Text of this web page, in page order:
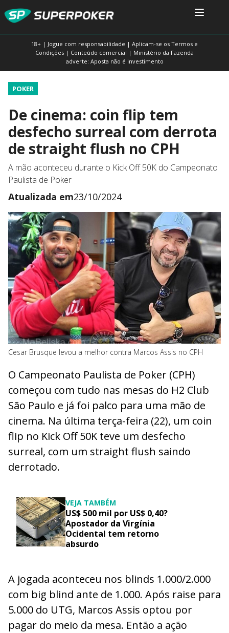
18+ | Jogue com responsabilidade | Aplicam-se os Termos e
Condições | Conteúdo comercial | Ministério da Fazenda
adverte: Aposta não é investimento
POKER
De cinema: coin flip tem
desfecho surreal com derrota
de straight flush no CPH
A mão aconteceu durante o Kick Off 50K do Campeonato
Paulista de Poker
Atualizada em23/10/2024
Cesar Brusque levou a melhor contra Marcos Assis no CPH
O Campeonato Paulista de Poker (CPH)
começou com tudo nas mesas do H2 Club
São Paulo e já foi palco para uma mão de
cinema. Na última terça-feira (22), um coin
flip no Kick Off 50K teve um desfecho
surreal, com um straight flush saindo
derrotado.
VEJA TAMBÉM
US$ 500 mil por US$ 0,40?
Apostador da Virgínia
Ocidental tem retorno
absurdo
A jogada aconteceu nos blinds 1.000/2.000
com big blind ante de 1.000. Após raise para
5.000 do UTG, Marcos Assis optou por
pagar do meio da mesa. Então a ação